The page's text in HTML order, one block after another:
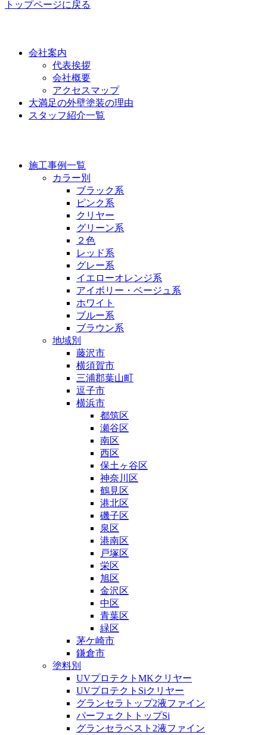
トップページに戻る
会社案内
代表挨拶
会社概要
アクセスマップ
大満足の外壁塗装の理由
スタッフ紹介一覧
施工事例一覧
カラー別
ブラック系
ピンク系
クリヤー
グリーン系
２色
レッド系
グレー系
イエローオレンジ系
アイボリー・ベージュ系
ホワイト
ブルー系
ブラウン系
地域別
藤沢市
横須賀市
三浦郡葉山町
逗子市
横浜市
都筑区
瀬谷区
南区
西区
保土ヶ谷区
神奈川区
鶴見区
港北区
磯子区
泉区
港南区
戸塚区
栄区
旭区
金沢区
中区
青葉区
緑区
茅ケ崎市
鎌倉市
塗料別
UVプロテクトMKクリヤー
UVプロテクトSiクリヤー
グランセラトップ2液ファイン
パーフェクトトップSi
グランセラベスト2液ファイン